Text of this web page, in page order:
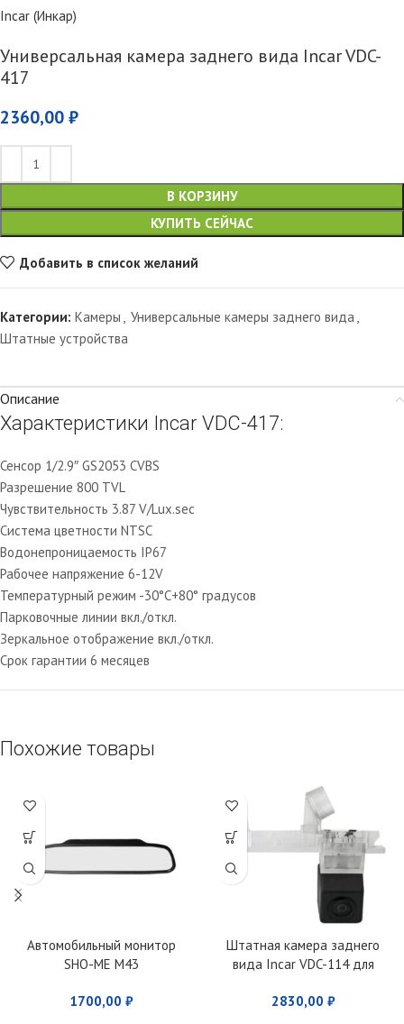
Incar (Инкар)
Универсальная камера заднего вида Incar VDC-
417
2360,00 ₽
В КОРЗИНУ
КУПИТЬ СЕЙЧАС
Добавить в список желаний
Категории: Камеры , Универсальные камеры заднего вида ,
Штатные устройства
Описание
Характеристики Incar VDC-417:
Сенсор 1/2.9″ GS2053 CVBS
Разрешение 800 TVL
Чувствительность 3.87 V/Lux.sec
Система цветности NTSC
Водонепроницаемость IP67
Рабочее напряжение 6-12V
Температурный режим -30°C+80° градусов
Парковочные линии вкл./откл.
Зеркальное отображение вкл./откл.
Срок гарантии 6 месяцев
Похожие товары
Автомобильный монитор
SHO-ME M43
1700,00 ₽
Штатная камера заднего
вида Incar VDC-114 для
2830,00 ₽